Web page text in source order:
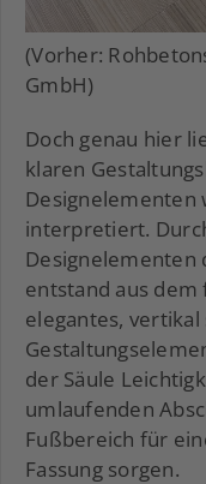
(Vorher:
GmbH)
Doch genau hier
klaren
Designelementen
interpretiert.
Designelementen
entstand aus
elegantes,
der Säule
umlaufenden
Fußbereich für
Fassung sorgen.